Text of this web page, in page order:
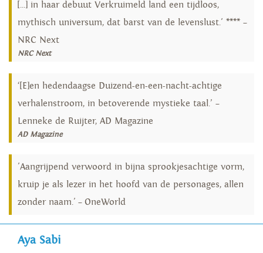
[...] in haar debuut Verkruimeld land een tijdloos,
mythisch universum, dat barst van de levenslust.' **** –
NRC Next
NRC Next
‘[E]en hedendaagse Duizend-en-een-nacht-achtige
verhalenstroom, in betoverende mystieke taal.’ –
Lenneke de Ruijter, AD Magazine
AD Magazine
'Aangrijpend verwoord in bijna sprookjesachtige vorm,
kruip je als lezer in het hoofd van de personages, allen
zonder naam.' – OneWorld
Aya Sabi